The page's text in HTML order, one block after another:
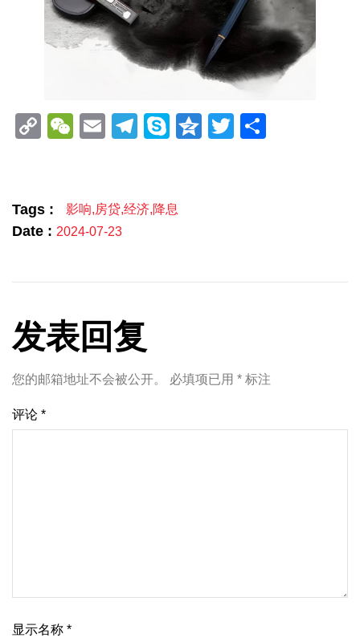
CopyWeChat
EmailTelegram
SkypeQzoneTwitter
Tags : 影响,房贷,经济,降息
Date : 2024-07-23
发表回复
您的邮箱地址不会被公开。 必填项已用 * 标注
评论 *
显示名称 *